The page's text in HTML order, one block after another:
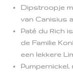
Dipstroopje
van Canisius
Paté du Rich
de Familie
een lekkere